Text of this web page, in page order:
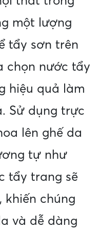
một lượng
tẩy sơn trên
chọn nước tẩy
hiệu quả làm
Sử dụng trực
lên ghế da
tự như
tẩy trang sẽ
khiến chúng
và dễ dàng